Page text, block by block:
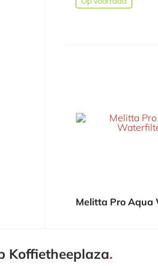
Melitta Pro Aqua
Vanaf €12,
Koffietheeplaza.